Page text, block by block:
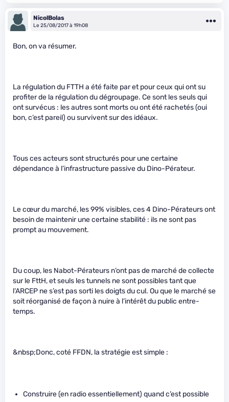
NicolBolas
Le 25/08/2017 à 19h08
Bon, on va résumer.
La régulation du FTTH a été faite par et pour ceux qui ont su
profiter de la régulation du dégroupage. Ce sont les seuls qui
ont survécus : les autres sont morts ou ont été rachetés (oui
bon, c’est pareil) ou survivent sur des idéaux.
Tous ces acteurs sont structurés pour une certaine
dépendance à l’infrastructure passive du Dino-Pérateur.
Le cœur du marché, les 99% visibles, ces 4 Dino-Pérateurs ont
besoin de maintenir une certaine stabilité : ils ne sont pas
prompt au mouvement.
Du coup, les Nabot-Pérateurs n’ont pas de marché de collecte
sur le FttH, et seuls les tunnels ne sont possibles tant que
l’ARCEP ne s’est pas sorti les doigts du cul. Ou que le marché se
soit réorganisé de façon à nuire à l’intérêt du public entre-
temps.
&nbsp;Donc, coté FFDN, la stratégie est simple :
Construire (en radio essentiellement) quand c’est possible